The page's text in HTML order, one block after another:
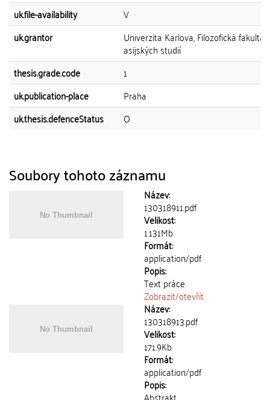
uk.file-availability
V
uk.grantor
Univerzita Karlova, Filozofická fakulta,
asijských studií
thesis.grade.code
1
uk.publication-place
Praha
uk.thesis.defenceStatus
O
Soubory tohoto záznamu
Název:
130318911.pdf
Velikost:
1.131Mb
Formát:
application/pdf
Popis:
Text práce
Zobrazit/otevřít
Název:
130318913.pdf
Velikost:
171.9Kb
Formát:
application/pdf
Popis: